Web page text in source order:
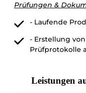
Prüfungen &
- Laufende
- Erstellung
Prüfprotokolle
Leistungen